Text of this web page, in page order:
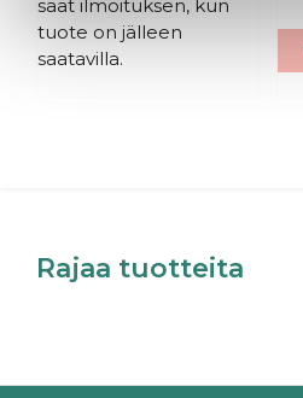
saat ilmoituksen, kun
tuote on jälleen
saatavilla.
Rajaa tuotteita